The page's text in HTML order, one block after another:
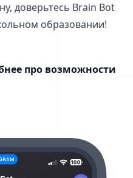
доверьтесь Brain Bot
образовании!
про возможности